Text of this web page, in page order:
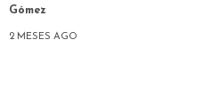
Gómez
2 MESES AGO